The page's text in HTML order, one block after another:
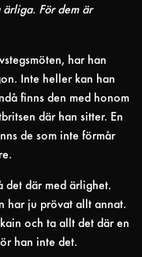
ärliga. För dem är
har han
Inte heller kan han
finns den med honom
där han sitter. En
de som inte förmår
det där med ärlighet.
har ju prövat allt annat.
och ta allt det där en
han inte det.